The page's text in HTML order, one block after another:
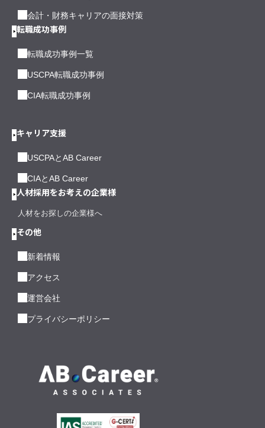
会計・財務キャリアの面接対策
転職成功事例
転職成功事例一覧
USCPA転職成功事例
CIA転職成功事例
キャリア支援
USCPAとAB Career
CIAとAB Career
人材採用をお考えの企業様
人材をお探しの企業様へ
その他
新着情報
アクセス
運営会社
プライバシーポリシー